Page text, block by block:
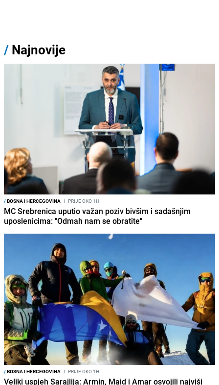
/ Najnovije
/BOSNA I HERCEGOVINA I PRIJE OKO 1H
MC Srebrenica uputio važan poziv bivšim i sadašnjim
uposlenicima: "Odmah nam se obratite"
/BOSNA I HERCEGOVINA I PRIJE OKO 1H
Veliki uspjeh Sarajlija: Armin, Maid i Amar osvojili najviši